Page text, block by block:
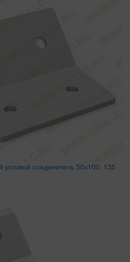
угловой соединитель 50х100, 135